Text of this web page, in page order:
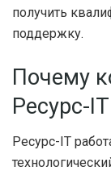
получить
поддержку.
Почему
Ресурс-IT
Ресурс-IT